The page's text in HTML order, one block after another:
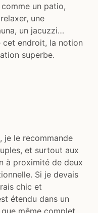
un patio,
une
un jacuzzi…
cet endroit, la notion
superbe.
je le recommande
et surtout aux
à proximité de deux
Si je devais
chic et
étendu dans un